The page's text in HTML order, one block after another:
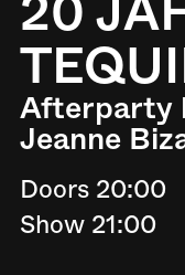
Afterparty
Jeanne
Doors 20:00
Show 21:00